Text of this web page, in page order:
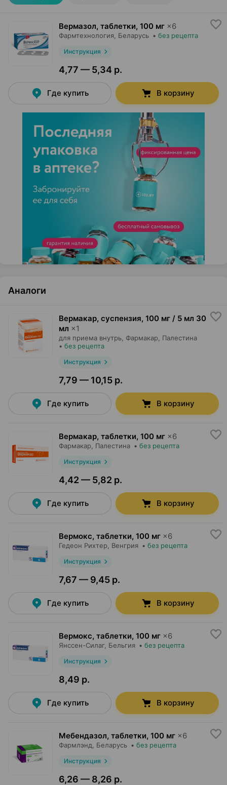
Вермазол, таблетки, 100 мг ×6
Фармтехнология , Беларусь • без рецепта
Инструкция
4,77 — 5,34 р.
Где купить В корзину
Аналоги
Вермакар, суспензия, 100 мг / 5 мл 30
мл ×1
для приема внутрь, Фармакар , Палестина
• без рецепта
Инструкция
7,79 — 10,15 р.
Где купить В корзину
Вермакар, таблетки, 100 мг ×6
Фармакар , Палестина • без рецепта
Инструкция
4,42 — 5,82 р.
Где купить В корзину
Вермокс, таблетки, 100 мг ×6
Гедеон Рихтер , Венгрия • без рецепта
Инструкция
7,67 — 9,45 р.
Где купить В корзину
Вермокс, таблетки, 100 мг ×6
Янссен-Силаг, Бельгия • без рецепта
Инструкция
8,49 р.
Где купить В корзину
Мебендазол, таблетки, 100 мг ×6
Фармлэнд , Беларусь • без рецепта
Инструкция
6,26 — 8,26 р.